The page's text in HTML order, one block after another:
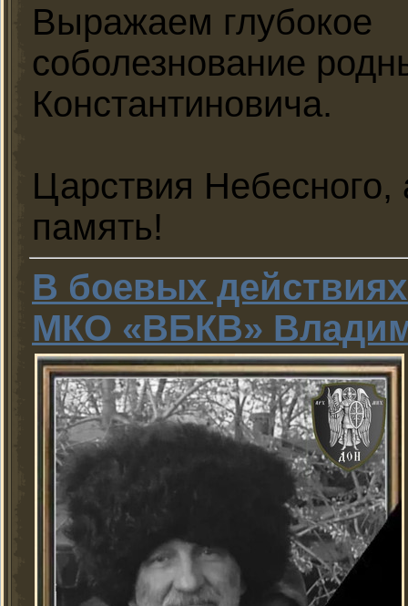
Выражаем глубокое
соболезнование
Константиновича.
Царствия
память!
В боевых действиях
МКО «ВБКВ»